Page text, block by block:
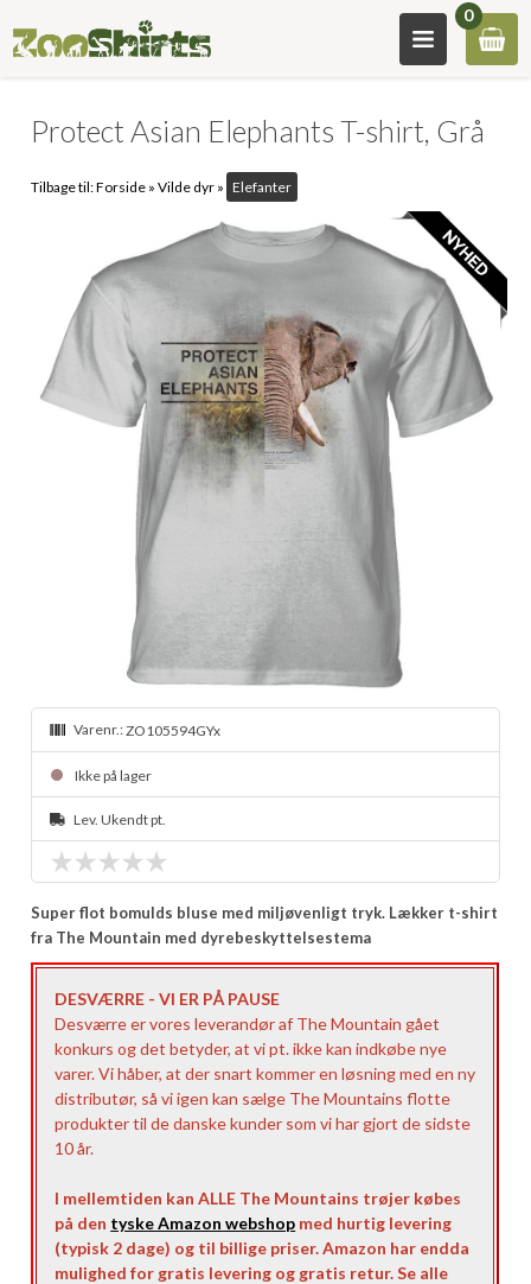
0
Protect Asian Elephants T-shirt, Grå
Tilbage til:Forside »Vilde dyr » Elefanter
Varenr.:ZO105594GYx
Ikke på lager
Lev. Ukendt pt.
Super flot bomulds bluse med miljøvenligt tryk. Lækker t-shirt
fra The Mountain med dyrebeskyttelsestema
DESVÆRRE - VI ER PÅ PAUSE
Desværre er vores leverandør af The Mountain gået
konkurs og det betyder, at vi pt. ikke kan indkøbe nye
varer. Vi håber, at der snart kommer en løsning med en ny
distributør, så vi igen kan sælge The Mountains flotte
produkter til de danske kunder som vi har gjort de sidste
10 år.
I mellemtiden kan ALLE The Mountains trøjer købes
på den tyske Amazon webshop med hurtig levering
(typisk 2 dage) og til billige priser. Amazon har endda
mulighed for gratis levering og gratis retur. Se alle